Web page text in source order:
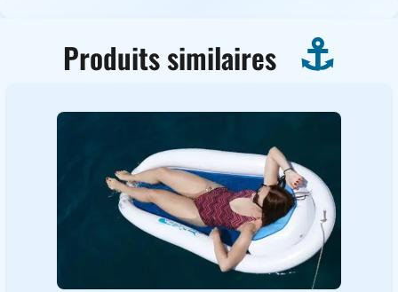
Produits similaires